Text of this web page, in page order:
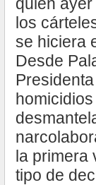
los
se hiciera
Desde
la primera
tipo de